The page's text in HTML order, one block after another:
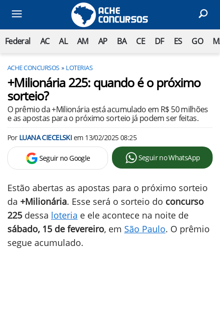
Federal AC AL AM AP BA CE DF ES GO
ACHE CONCURSOS LOTERIAS
+Milionária 225: quando é o próximo
sorteio?
O prêmio da +Milionária está acumulado em R$ 50 milhões
e as apostas para o próximo sorteio já podem ser feitas.
Por LUANA CIECELSKIem 13/02/2025 08:25
Seguir no Google Seguir no WhatsApp
Estão abertas as apostas para o próximo sorteio
da +Milionária. Esse será o sorteio do concurso
225 dessa loteria e ele acontece na noite de
sábado, 15 de fevereiro, em São Paulo. O prêmio
segue acumulado.